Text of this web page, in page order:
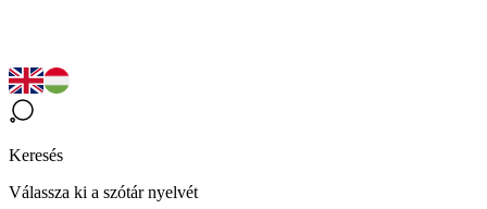
Keresés
Válassza ki a szótár nyelvét